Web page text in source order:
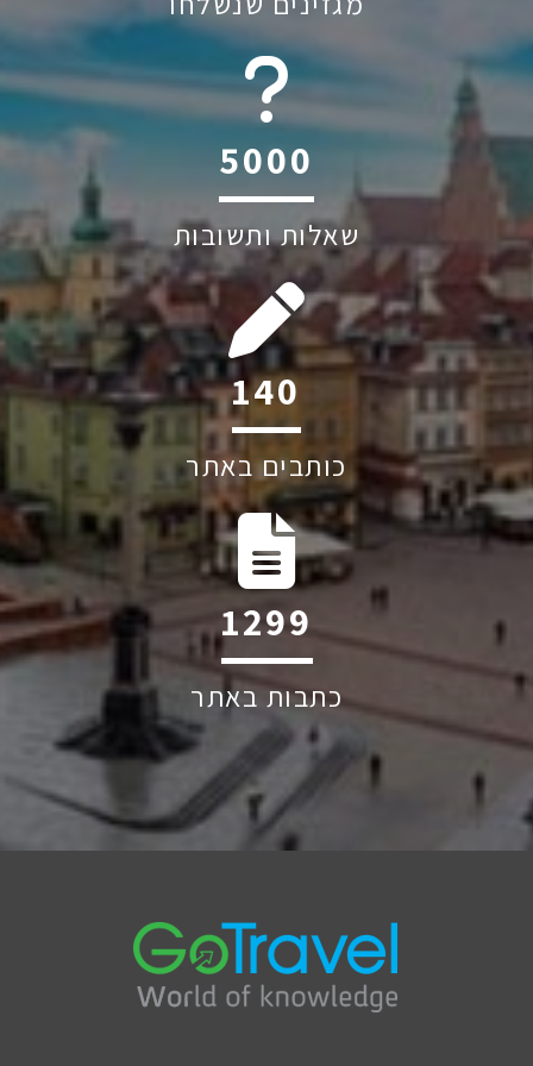
6045
שאלות ותשובות
200
כותבים באתר
1863
כתבות באתר